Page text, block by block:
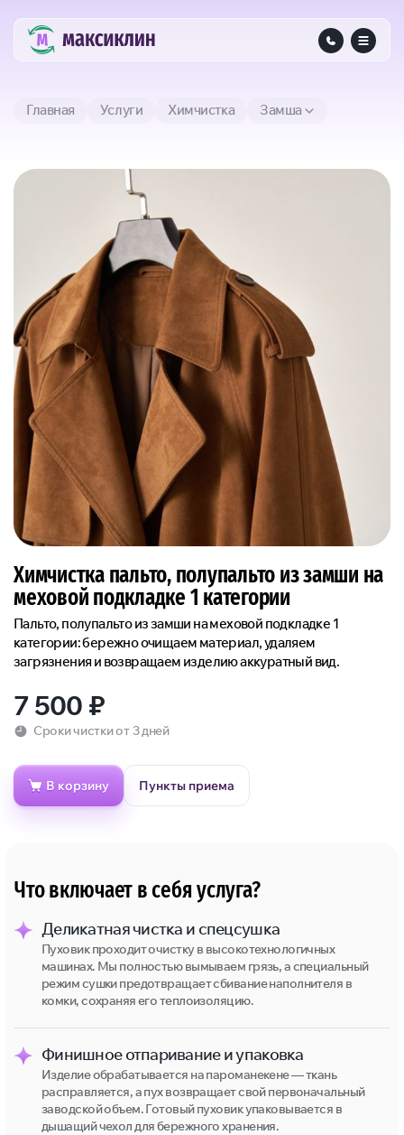
Главная Услуги Химчистка Замша
Химчистка пальто, полупальто из замши на
меховой подкладке 1 категории
Пальто, полупальто из замши на меховой подкладке 1
категории: бережно очищаем материал, удаляем
загрязнения и возвращаем изделию аккуратный вид.
7 500 ₽
Сроки чистки от 3 дней
В корзину Пункты приема
Что включает в себя услуга?
Деликатная чистка и спецсушка
Пуховик проходит очистку в высокотехнологичных
машинах. Мы полностью вымываем грязь, а специальный
режим сушки предотвращает сбивание наполнителя в
комки, сохраняя его теплоизоляцию.
Финишное отпаривание и упаковка
Изделие обрабатывается на пароманекене — ткань
расправляется, а пух возвращает свой первоначальный
заводской объем. Готовый пуховик упаковывается в
дышащий чехол для бережного хранения.